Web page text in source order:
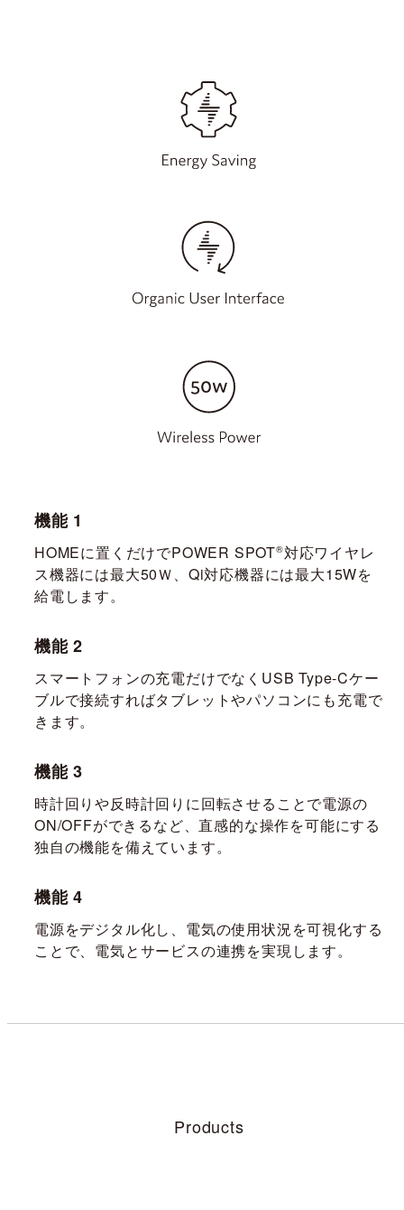
機能 1
HOMEに置くだけでPOWER SPOT®対応ワイヤレ
ス機器には最大50Ｗ、Qi対応機器には最大15Wを
給電します。
機能 2
スマートフォンの充電だけでなくUSB Type-Cケー
ブルで接続すればタブレットやパソコンにも充電で
きます。
機能 3
時計回りや反時計回りに回転させることで電源の
ON/OFFができるなど、直感的な操作を可能にする
独自の機能を備えています。
機能 4
電源をデジタル化し、電気の使用状況を可視化する
ことで、電気とサービスの連携を実現します。
Products